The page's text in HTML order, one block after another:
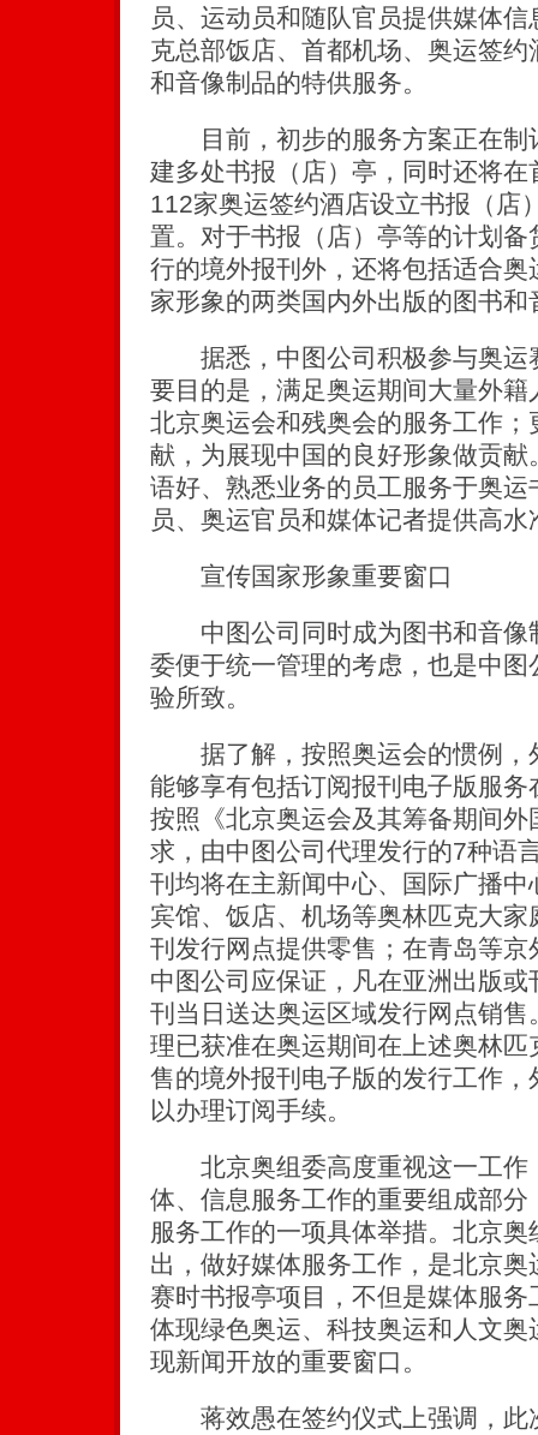
员、运动员和随队官员提供媒体
克总部饭店、首都机场、奥运签
和音像制品的特供服务。
目前，初步的服务方案正在制
建多处书报（店）亭，同时还将
112家奥运签约酒店设立书报（店
置。对于书报（店）亭等的计划
行的境外报刊外，还将包括适合
家形象的两类国内外出版的图书和
据悉，中图公司积极参与奥运
要目的是，满足奥运期间大量外
北京奥运会和残奥会的服务工作
献，为展现中国的良好形象做贡
语好、熟悉业务的员工服务于奥
员、奥运官员和媒体记者提供高
宣传国家形象重要窗口
中图公司同时成为图书和音像
委便于统一管理的考虑，也是中
验所致。
据了解，按照奥运会的惯例，
能够享有包括订阅报刊电子版服
按照《北京奥运会及其筹备期间
求，由中图公司代理发行的7种语
刊均将在主新闻中心、国际广播
宾馆、饭店、机场等奥林匹克大
刊发行网点提供零售；在青岛等
中图公司应保证，凡在亚洲出版
刊当日送达奥运区域发行网点销
理已获准在奥运期间在上述奥林
售的境外报刊电子版的发行工作
以办理订阅手续。
北京奥组委高度重视这一工作
体、信息服务工作的重要组成部
服务工作的一项具体举措。北京
出，做好媒体服务工作，是北京
赛时书报亭项目，不但是媒体服
体现绿色奥运、科技奥运和人文
现新闻开放的重要窗口。
蒋效愚在签约仪式上强调，此